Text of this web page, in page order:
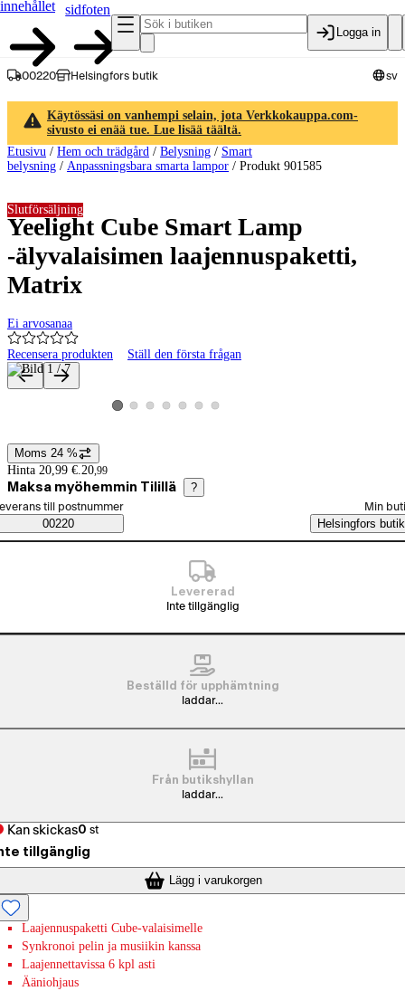
innehållet
sidfoten
Logga in
00220 Helsingfors butik sv
Käytössäsi on vanhempi selain, jota Verkkokauppa.com-
sivusto ei enää tue. Lue lisää täältä.
Etusivu / Hem och trädgård / Belysning / Smart
belysning / Anpassningsbara smarta lampor / Produkt 901585
Yeelight Cube Smart Lamp
-älyvalaisimen laajennuspaketti,
Matrix
Ei arvosanaa
Recensera produkten Ställ den första frågan
Slutförsäljning
Produktbilder och videor
Visa produktbild 1
Visa produktbild 2
Visa produktbild 3
Visa produktbild 4
Visa produktbild 5
Visa produktbild 6
Visa produktbild 7
Prisinformation
Moms 24 %
Hinta 20,99 €. 20,99
Maksa myöhemmin Tilillä ?
Saatavuustiedot
beställningssätt
till postnummer
00220
Min
Helsingfors butik
Levererad
Inte tillgänglig
Beställd för upphämtning
laddar...
Från butikshyllan
laddar...
Kan skickas0 st
tillgänglig
Lägg i varukorgen
Laajennuspaketti Cube-valaisimelle
Synkronoi pelin ja musiikin kanssa
Laajennettavissa 6 kpl asti
Ääniohjaus